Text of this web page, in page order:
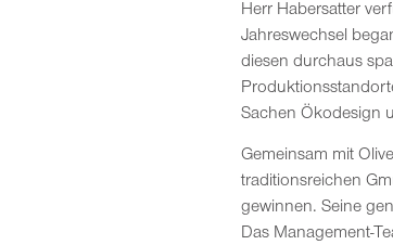
Herr Habersatter
Jahreswechsel
diesen durchaus
Sachen Ökodesign
Gemeinsam mit
traditionsreichen
gewinnen. Seine
Das Management-